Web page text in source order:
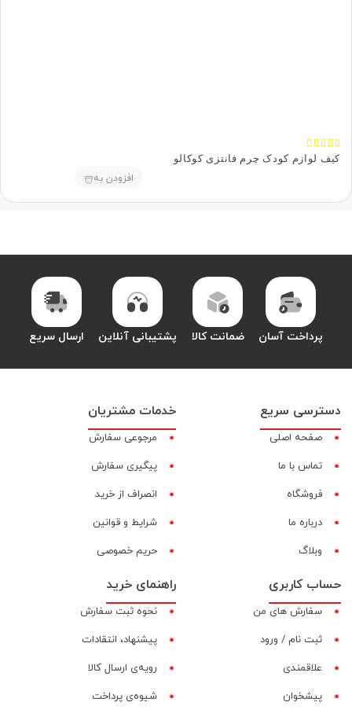





کیف لوازم کودک چرم فانتزی کوکالو
افزودن به
پرداخت آسان ضمانت کالا پشتیبانی آنلاین ارسال سریع
دسترسی سریع
صفحه اصلی
تماس با ما
فروشگاه
درباره ما
وبلاگ
خدمات مشتریان
مرجوعی سفارش
پیگیری سفارش
انصراف از خرید
شرایط و قوانین
حریم خصوصی
حساب کاربری
سفارش های من
ثبت نام / ورود
علاقمندی
پیشخوان
راهنمای خرید
نحوه ثبت سفارش
پیشنهاد، انتقادات
رویه‌ی ارسال کالا
شیوه‌ی پرداخت